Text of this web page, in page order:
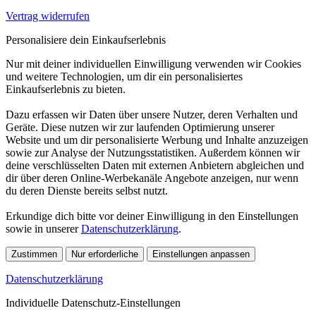
Vertrag widerrufen
Personalisiere dein Einkaufserlebnis
Nur mit deiner individuellen Einwilligung verwenden wir Cookies
und weitere Technologien, um dir ein personalisiertes
Einkaufserlebnis zu bieten.
Dazu erfassen wir Daten über unsere Nutzer, deren Verhalten und
Geräte. Diese nutzen wir zur laufenden Optimierung unserer
Website und um dir personalisierte Werbung und Inhalte anzuzeigen
sowie zur Analyse der Nutzungsstatistiken. Außerdem können wir
deine verschlüsselten Daten mit externen Anbietern abgleichen und
dir über deren Online-Werbekanäle Angebote anzeigen, nur wenn
du deren Dienste bereits selbst nutzt.
Erkundige dich bitte vor deiner Einwilligung in den Einstellungen
sowie in unsererDatenschutzerklärung.
Zustimmen Nur erforderliche Einstellungen anpassen
Datenschutzerklärung
Individuelle Datenschutz-Einstellungen